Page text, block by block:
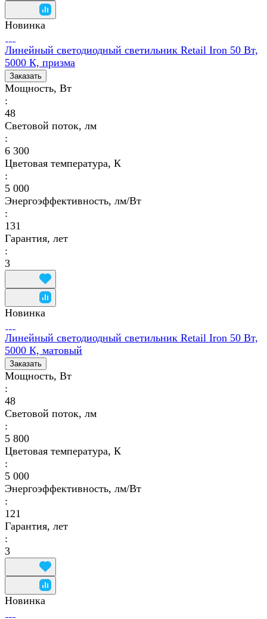
Новинка
Линейный светодиодный светильник Retail Iron 50 Вт,
5000 К, призма
Заказать
Мощность, Вт
:
48
Световой поток, лм
:
6 300
Цветовая температура, К
:
5 000
Энергоэффективность, лм/Вт
:
131
Гарантия, лет
:
3
Новинка
Линейный светодиодный светильник Retail Iron 50 Вт,
5000 К, матовый
Заказать
Мощность, Вт
:
48
Световой поток, лм
:
5 800
Цветовая температура, К
:
5 000
Энергоэффективность, лм/Вт
:
121
Гарантия, лет
:
3
Новинка